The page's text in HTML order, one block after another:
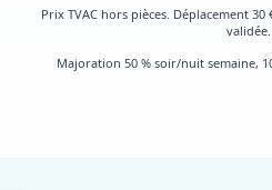
Prix TVAC hors pièces. Déplacement
validée.
Majoration 50 % soir/nuit semaine,